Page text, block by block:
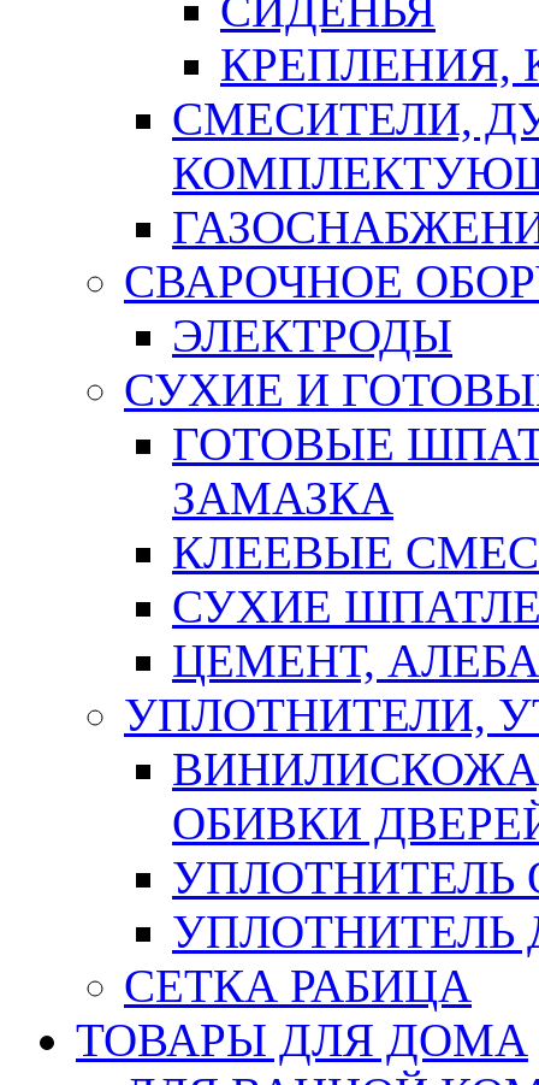
СИДЕНЬЯ
СМЕСИТЕЛИ,
СВАРОЧНОЕ
ЭЛЕКТРОДЫ
СУХИЕ И
ГОТОВЫЕ
ЗАМАЗКА
КЛЕЕВЫЕ
СУХИЕ
ЦЕМЕНТ,
УПЛОТНИТЕЛИ,
ОБИВКИ
УПЛОТНИТЕЛЬ
СЕТКА РАБИЦА
ТОВАРЫ ДЛЯ ДОМА